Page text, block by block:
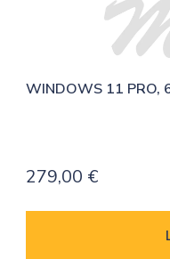
WINDOWS 11 PRO,
279,00 €